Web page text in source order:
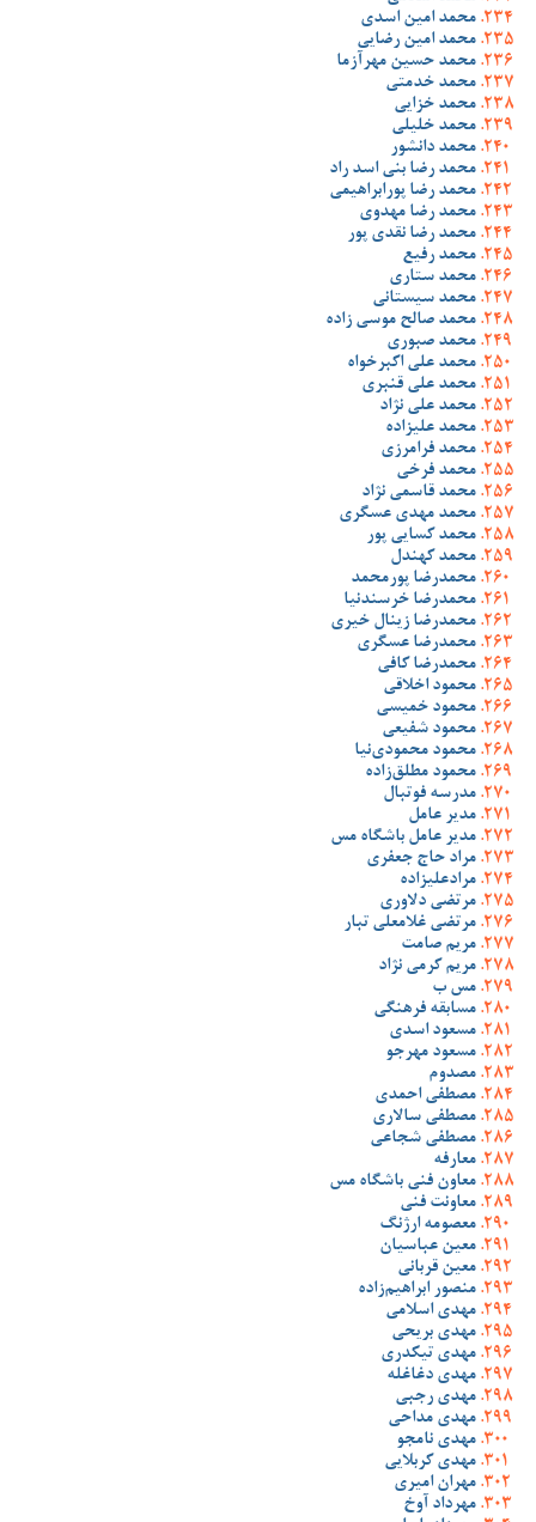
محمد امین اسدی
محمد امین رضایی
محمد حسین مهرآزما
محمد خدمتی
محمد خزایی
محمد خلیلی
محمد دانشور
محمد رضا بنی اسد راد
محمد رضا پورابراهیمی
محمد رضا مهدوی
محمد رضا نقدی پور
محمد رفیع
محمد ستاری
محمد سیستانی
محمد صالح موسی زاده
محمد صبوری
محمد علی اکبرخواه
محمد علی قنبری
محمد علی نژاد
محمد علیزاده
محمد فرامرزی
محمد فرخی
محمد قاسمی نژاد
محمد مهدی عسگری
محمد کسایی پور
محمد کهندل
محمدرضا پورمحمد
محمدرضا خرسندنیا
محمدرضا زینال خیری
محمدرضا عسگری
محمدرضا کافی
محمود اخلاقی
محمود خمیسی
محمود شفیعی
محمود محمودی‌نیا
محمود مطلق‌زاده
مدرسه فوتبال
مدیر عامل
مدیر عامل باشگاه مس
مراد حاج جعفری
مرادعلیزاده
مرتضی دلاوری
مرتضی غلامعلی تبار
مریم صامت
مریم کرمی نژاد
مس ب
مسابقه فرهنگی
مسعود اسدی
مسعود مهرجو
مصدوم
مصطفی احمدی
مصطفی سالاری
مصطفی شجاعی
معارفه
معاون فنی باشگاه مس
معاونت فنی
معصومه ارژنگ
معین عباسیان
معین قربانی
منصور ابراهیم‌زاده
مهدی اسلامی
مهدی بریحی
مهدی تیکدری
مهدی دغاغله
مهدی رجبی
مهدی مداحی
مهدی نامجو
مهدی کربلایی
مهران امیری
مهرداد آوخ